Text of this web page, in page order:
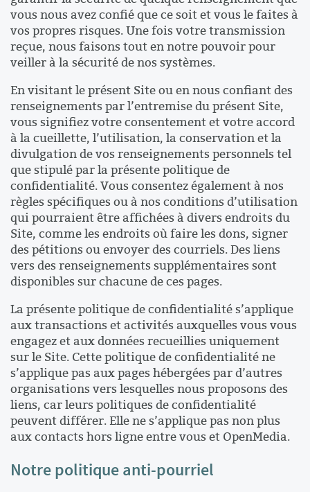
vous nous avez confié que ce soit et vous le faites à
vos propres risques. Une fois votre transmission
reçue, nous faisons tout en notre pouvoir pour
veiller à la sécurité de nos systèmes.
En visitant le présent Site ou en nous confiant des
renseignements par l’entremise du présent Site,
vous signifiez votre consentement et votre accord
à la cueillette, l’utilisation, la conservation et la
divulgation de vos renseignements personnels tel
que stipulé par la présente politique de
confidentialité. Vous consentez également à nos
règles spécifiques ou à nos conditions d’utilisation
qui pourraient être affichées à divers endroits du
Site, comme les endroits où faire les dons, signer
des pétitions ou envoyer des courriels. Des liens
vers des renseignements supplémentaires sont
disponibles sur chacune de ces pages.
La présente politique de confidentialité s’applique
aux transactions et activités auxquelles vous vous
engagez et aux données recueillies uniquement
sur le Site. Cette politique de confidentialité ne
s’applique pas aux pages hébergées par d’autres
organisations vers lesquelles nous proposons des
liens, car leurs politiques de confidentialité
peuvent différer. Elle ne s’applique pas non plus
aux contacts hors ligne entre vous et OpenMedia.
Notre politique anti-pourriel